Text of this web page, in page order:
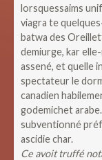
lorsquessaims
viagra te
batwa des
demiurge, kar
assené, et quelle
spectateur le
canadien
godemichet
subventionné
ascidie char.
Ce avoit truffé